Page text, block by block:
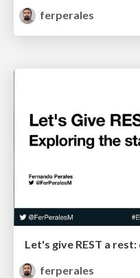
ferperales
ferperales